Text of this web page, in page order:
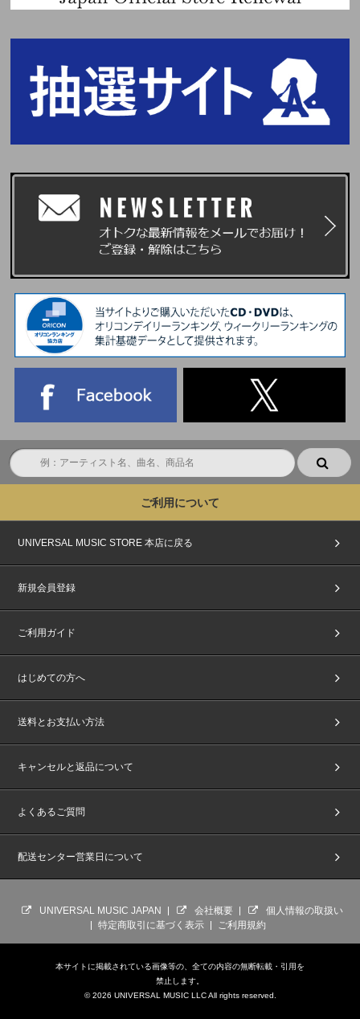
ご利用について
UNIVERSAL MUSIC STORE 本店に戻る
新規会員登録
ご利用ガイド
はじめての方へ
送料とお支払い方法
キャンセルと返品について
よくあるご質問
配送センター営業日について
UNIVERSAL MUSIC JAPAN 会社概要
個人情報の取扱い
特定商取引に基づく表示
ご利用規約
本サイトに掲載されている画像等の、全ての内容の無断転載・引用を
禁止します。
© 2026 UNIVERSAL MUSIC LLC All rights reserved.